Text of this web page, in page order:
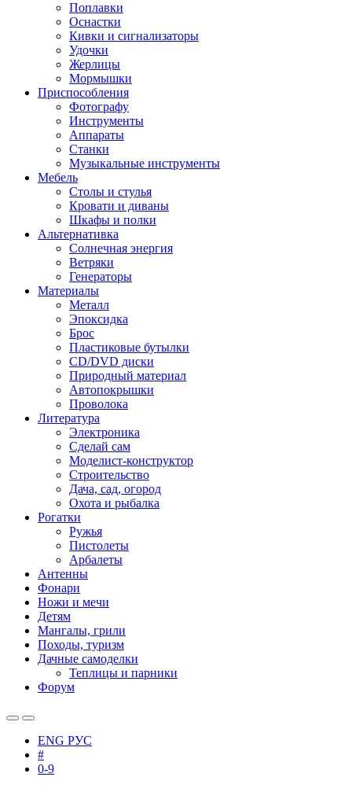
Поплавки
Оснастки
Кивки и сигнализаторы
Удочки
Жерлицы
Мормышки
Приспособления
Фотографу
Инструменты
Аппараты
Станки
Музыкальные инструменты
Мебель
Столы и стулья
Кровати и диваны
Шкафы и полки
Альтернативка
Солнечная энергия
Ветряки
Генераторы
Материалы
Металл
Эпоксидка
Брос
Пластиковые бутылки
CD/DVD диски
Природный материал
Автопокрышки
Проволока
Литература
Электроника
Сделай сам
Моделист-конструктор
Строительство
Дача, сад, огород
Охота и рыбалка
Рогатки
Ружья
Пистолеты
Арбалеты
Антенны
Фонари
Ножи и мечи
Детям
Мангалы, грили
Походы, туризм
Дачные самоделки
Теплицы и парники
Форум
ENG РУС
#
0-9